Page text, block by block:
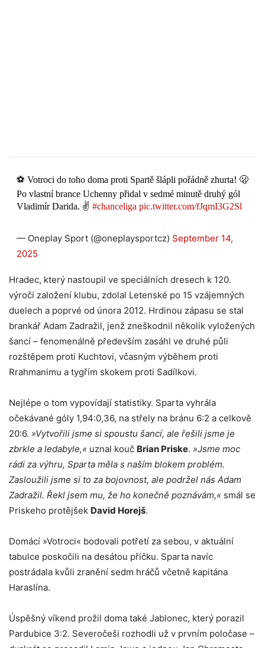
⚽ Votroci do toho doma proti Spartě šlápli pořádně zhurta! 🫢
Po vlastní brance Uchenny přidal v sedmé minutě druhý gól
Vladimír Darida. ✌ #chanceliga pic.twitter.com/fJqmI3G2Sl
— Oneplay Sport (@oneplaysportcz) September 14,
2025
Hradec, který nastoupil ve speciálních dresech k 120.
výročí založení klubu, zdolal Letenské po 15 vzájemných
duelech a poprvé od února 2012. Hrdinou zápasu se stal
brankář Adam Zadražil, jenž zneškodnil několik vyložených
šancí – fenomenálně především zasáhl ve druhé půli
rozštěpem proti Kuchtovi, včasným výběhem proti
Rrahmanimu a tygřím skokem proti Sadílkovi.
Nejlépe o tom vypovídají statistiky. Sparta vyhrála
očekávané góly 1,94:0,36, na střely na bránu 6:2 a celkově
20:6. »Vytvořili jsme si spoustu šancí, ale řešili jsme je
zbrkle a ledabyle,« uznal kouč Brian Priske. »Jsme moc
rádi za výhru, Sparta měla s naším blokem problém.
Zasloužili jsme si to za bojovnost, ale podržel nás Adam
Zadražil. Řekl jsem mu, že ho konečně poznávám,« smál se
Priskeho protějšek David Horejš.
Domácí »Votroci« bodovali potřetí za sebou, v aktuální
tabulce poskočili na desátou příčku. Sparta navíc
postrádala kvůli zranění sedm hráčů včetně kapitána
Haraslína.
Úspěšný víkend prožil doma také Jablonec, který porazil
Pardubice 3:2. Severočeši rozhodli už v prvním poločase –